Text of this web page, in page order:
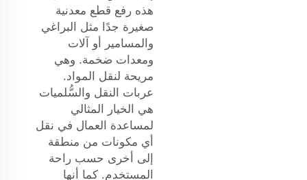
هذه رفع قطع معدنية
صغيرة جدًا مثل البراغي
والمسامير أو آلات
ومعدات ضخمة. وهي
مريحة لنقل المواد.
عربات النقل والسُّلميات
هي الخيار المثالي
لمساعدة العمال في نقل
أي مكونات من منطقة
إلى أخرى حسب راحة
المستخدم. كما أنها